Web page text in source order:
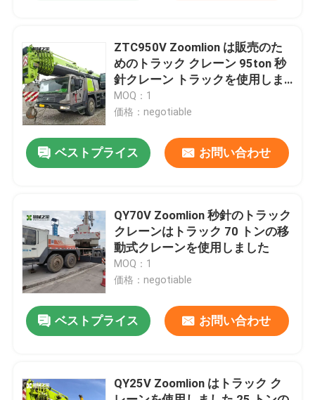
私達について
工場旅行
品質管理
私達に連絡しなさい
引用を要求しなさい
使用されたトラック クレーン
すべての地勢クレーン使用される
ZTC950V Zoomlion は販売のた
めのトラック クレーン 95ton 秒
針クレーン トラックを使用しま
した
MOQ：1
価格：negotiable
ベストプライス お問い合わせ
QY70V Zoomlion 秒針のトラック
クレーンはトラック 70 トンの移
動式クレーンを使用しました
MOQ：1
価格：negotiable
ベストプライス お問い合わせ
QY25V Zoomlion はトラック ク